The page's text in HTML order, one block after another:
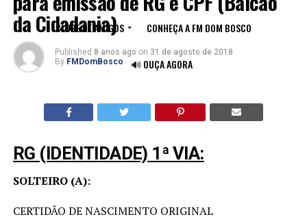
CLUBE DE AMIGOS CONHEÇA A FM DOM BOSCO
🔊 OUÇA AGORA
da Cidadania)
Published 8 anos ago on 31 de agosto de 2018
By FMDomBosco
RG (IDENTIDADE) 1ª VIA:
SOLTEIRO (A):
CERTIDÃO DE NASCIMENTO ORIGINAL